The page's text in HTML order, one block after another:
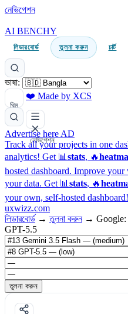
নেভিগেশন
AI BENCHY
লিডারবোর্ড তুলনা করুন চার্ট
ভাষা:
থিম
❤️ Made by XCS
নেভিগেশন
Advertise here AD
Track all your projects in one
analytics! Get 📊 stats, 🔥
hosted dashboard. Improve your
your data. Get 📊 stats, 🔥
your own, self-hosted dashboard!
uxwizz.com
লিডারবোর্ড → তুলনা করুন →
GPT-5.5
তুলনা করুন